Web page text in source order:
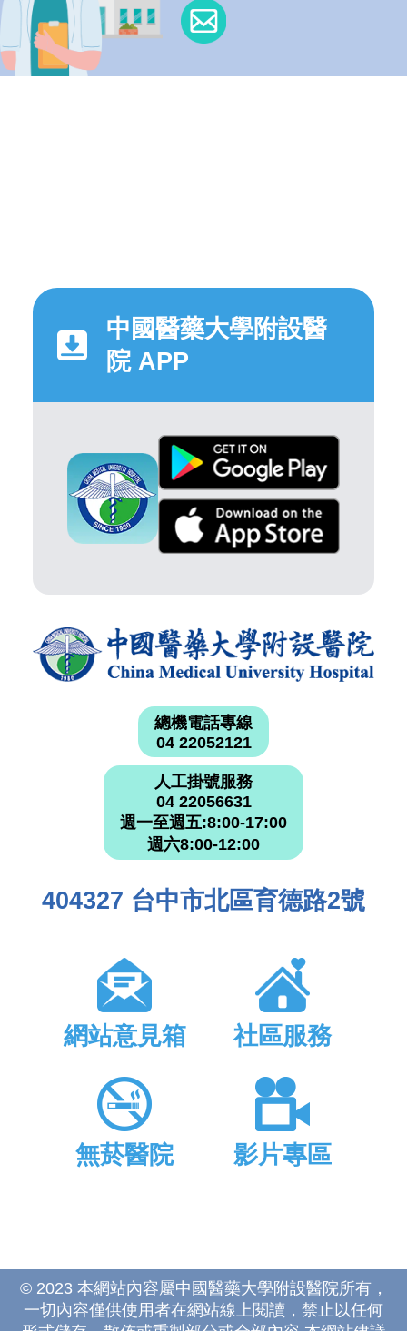
中國醫藥大學附設醫
院 APP
總機電話專線
04 22052121
人工掛號服務
04 22056631
週一至週五:8:00-17:00
週六8:00-12:00
404327 台中市北區育德路2號
網站意見箱 社區服務
無菸醫院 影片專區
© 2023 本網站內容屬中國醫藥大學附設醫院所有，
一切內容僅供使用者在網站線上閱讀，禁止以任何